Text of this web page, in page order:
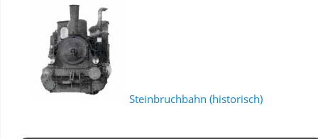
Steinbruchbahn (historisch)